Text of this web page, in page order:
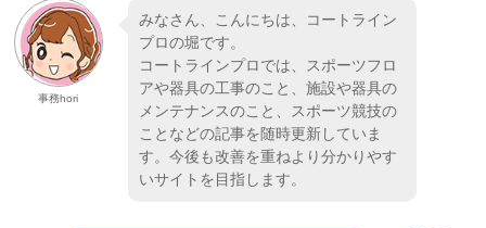
事務hori
みなさん、こんにちは、コートライン
プロの堀です。
コートラインプロでは、スポーツフロ
アや器具の工事のこと、施設や器具の
メンテナンスのこと、スポーツ競技の
ことなどの記事を随時更新していま
す。今後も改善を重ねより分かりやす
いサイトを目指します。